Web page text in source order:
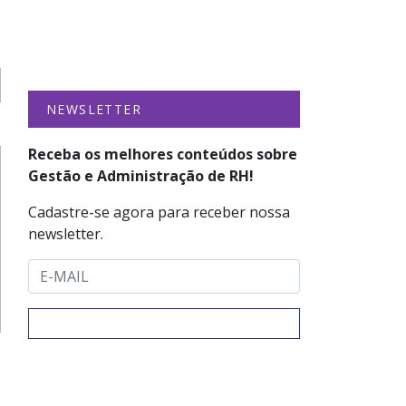
NEWSLETTER
Receba os melhores conteúdos sobre
Gestão e Administração de RH!
Cadastre-se agora para receber nossa
newsletter.